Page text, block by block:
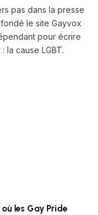
pas dans la presse
le site Gayvox
pour écrire
la cause LGBT.
les Gay Pride